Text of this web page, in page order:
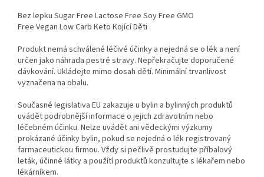
Bez lepku Sugar Free Lactose Free Soy Free GMO
Free Vegan Low Carb Keto KojícíDěti
Produkt nemá schválené léčivé účinky a nejedná se o lék a není
určen jako náhrada pestré stravy. Nepřekračujte doporučené
dávkování. Ukládejte mimo dosah dětí. Minimální trvanlivost
vyznačena na obalu.
Současné legislativa EU zakazuje u bylin a bylinných produktů
uvádět podrobnější informace o jejich zdravotním nebo
léčebném účinku. Nelze uvádět ani vědeckými výzkumy
prokázané účinky bylin, pokud se nejedná o lék registrovaný
farmaceutickou firmou. Vždy si pečlivě prostudujte příbalový
leták, účinné látky a použítí produktů konzultujte s lékařem nebo
lékárníkem.